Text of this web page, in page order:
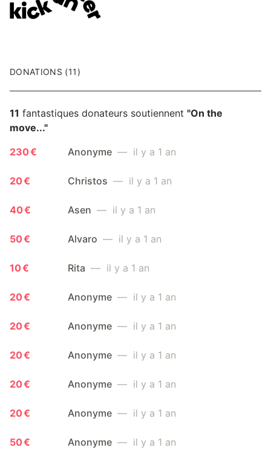
DONATIONS (11)
11 fantastiques donateurs soutiennent "On the
move..."
230 €
Anonyme — il y a 1 an
20 € Christos — il y a 1 an
40 € Asen — il y a 1 an
50 € Alvaro — il y a 1 an
10 € Rita — il y a 1 an
20 € Anonyme — il y a 1 an
20 € Anonyme — il y a 1 an
20 € Anonyme — il y a 1 an
20 € Anonyme — il y a 1 an
20 € Anonyme — il y a 1 an
50 € Anonyme — il y a 1 an